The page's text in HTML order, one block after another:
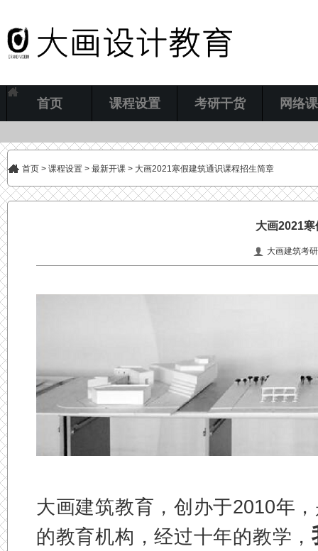
首页 课程设置 考研干货 网络
首页 > 课程设置 > 最新开课 > 大画2021寒假建筑通识课程招生简章
大画2021
大画建筑考研
大画建筑教育，创办于2010年
的教育机构，经过十年的教学，